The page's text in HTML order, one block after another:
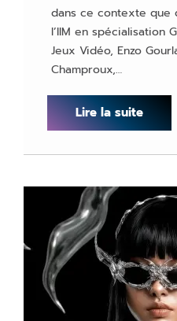
dans ce contexte que
l’IIM en spécialisation
Jeux Vidéo, Enzo
Champroux,…
Lire la suite